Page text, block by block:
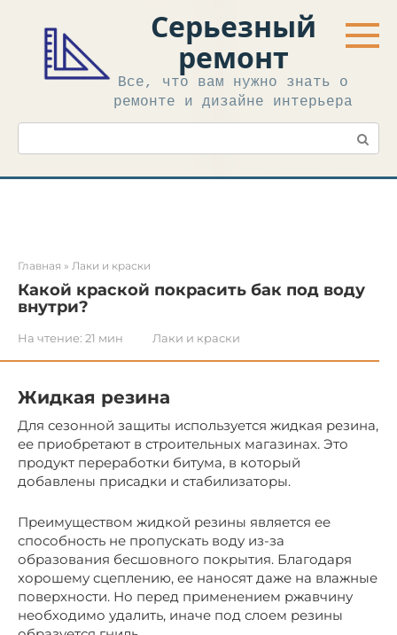
контенту
Серьезный
ремонт
Все, что вам нужно знать о
ремонте и дизайне интерьера
Поиск:
Главная » Лаки и краски
Какой краской покрасить бак под воду
внутри?
На чтение: 21 мин Лаки и краски
Жидкая резина
Для сезонной защиты используется жидкая резина,
ее приобретают в строительных магазинах. Это
продукт переработки битума, в который
добавлены присадки и стабилизаторы.
Преимуществом жидкой резины является ее
способность не пропускать воду из-за
образования бесшовного покрытия. Благодаря
хорошему сцеплению, ее наносят даже на влажные
поверхности. Но перед применением ржавчину
необходимо удалить, иначе под слоем резины